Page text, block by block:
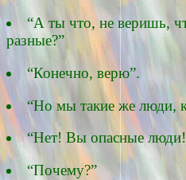
“А ты что, не веришь,
разные?”
“Конечно, верю”.
“Но мы такие же люди,
“Нет! Вы опасные
“Почему?”